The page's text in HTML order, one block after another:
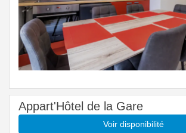
Appart'Hôtel de la Gare
Voir disponibilité